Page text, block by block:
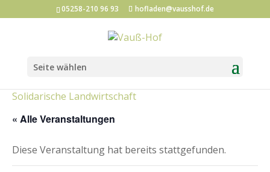
05258-210 96 93 hofladen@vausshof.de
Seite wählen
Solidarische Landwirtschaft
« Alle Veranstaltungen
Diese Veranstaltung hat bereits stattgefunden.